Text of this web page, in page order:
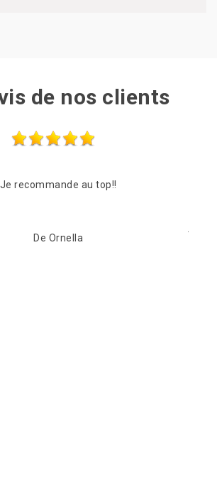
de nos clients
appel l’entreprise a intervenue dans les